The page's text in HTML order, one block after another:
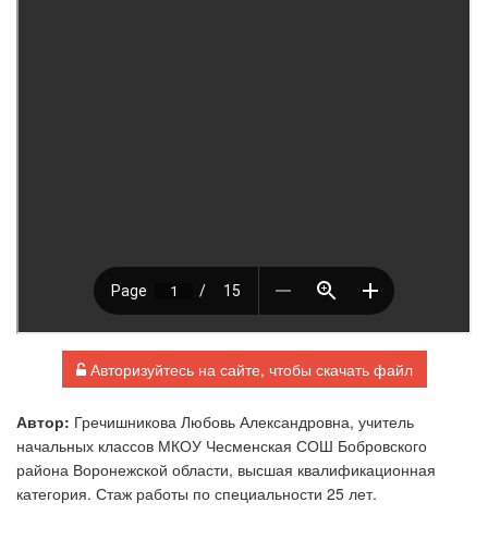
Авторизуйтесь на сайте, чтобы скачать файл
Автор: Гречишникова Любовь Александровна, учитель
начальных классов МКОУ Чесменская СОШ Бобровского
района Воронежской области, высшая квалификационная
категория. Стаж работы по специальности 25 лет.